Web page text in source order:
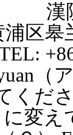
漢
浦区
（
く
に変え